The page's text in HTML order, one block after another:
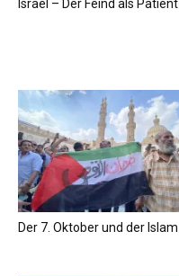
Israel – Der Feind als Patient
Der 7. Oktober und der Islam